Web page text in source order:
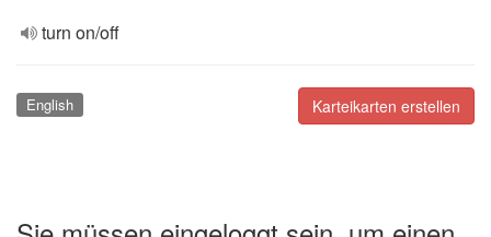
turn on/off
Karteikarten erstellen
English